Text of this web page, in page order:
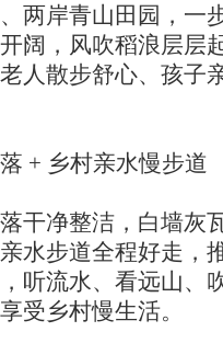
两岸青山田园，一
阔，风吹稻浪层层
人散步舒心、孩子
+ 乡村亲水慢步道
干净整洁，白墙灰
水步道全程好走，
听流水、看远山、
受乡村慢生活。